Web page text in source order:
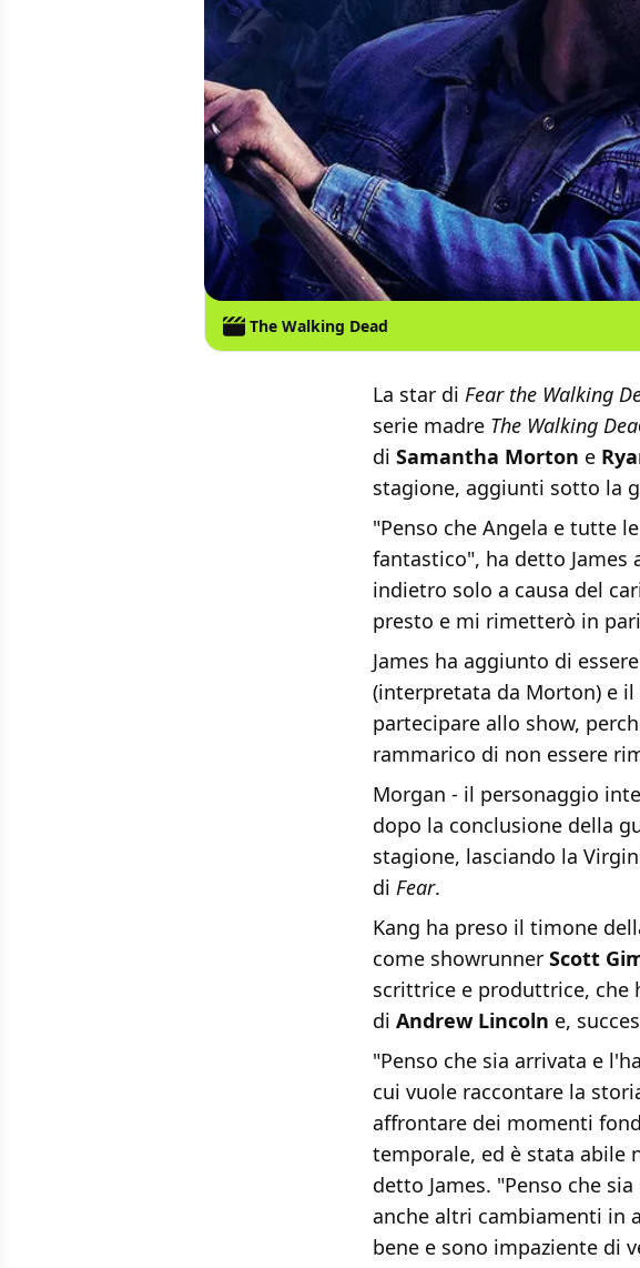
The Walking Dead
La star di Fear the Walking
serie madre The Walking Dea
di Samantha Morton e
stagione, aggiunti sotto la
"Penso che Angela e tutte
fantastico", ha detto James
indietro solo a causa del
presto e mi rimetterò in
James ha aggiunto di
(interpretata da Morton) e
partecipare allo show,
rammarico di non essere
Morgan - il personaggio
dopo la conclusione della
stagione, lasciando la
di Fear.
Kang ha preso il timone
come showrunner Scott
scrittrice e produttrice, che
di Andrew Lincoln e,
"Penso che sia arrivata e
cui vuole raccontare la
affrontare dei momenti
temporale, ed è stata abile
detto James. "Penso che
anche altri cambiamenti in
bene e sono impaziente di